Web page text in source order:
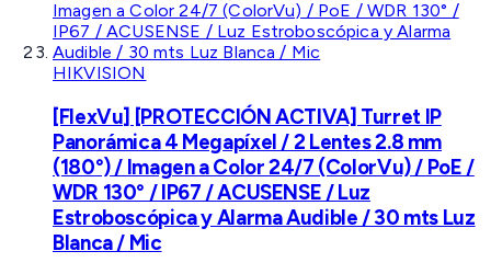
HIKVISION
[FlexVu] [PROTECCIÓN ACTIVA] Turret IP
Panorámica 4 Megapíxel / 2 Lentes 2.8 mm
(180°) / Imagen a Color 24/7 (ColorVu) / PoE /
WDR 130° / IP67 / ACUSENSE / Luz
Estroboscópica y Alarma Audible / 30 mts Luz
Blanca / Mic